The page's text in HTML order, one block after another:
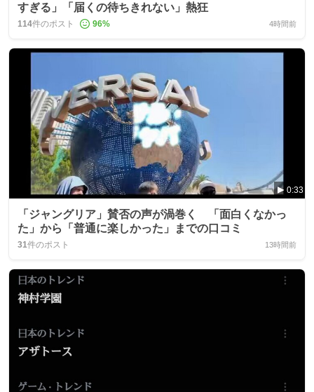
すぎる」「届くの待ちきれない」熱狂
114件のポスト 96% 4時間前
0:33
「ジャングリア」賛否の声が渦巻く 「面白くなかっ
た」から「普通に楽しかった」までの口コミ
31件のポスト 13時間前